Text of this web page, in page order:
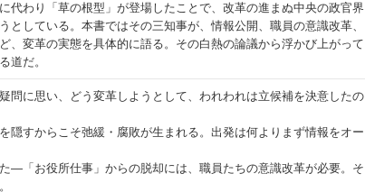
代わり「草の根型」が登場したことで、改革の進まぬ中央の政官界
としている。本書ではその三知事が、情報公開、職員の意識改革、
、変革の実態を具体的に語る。その白熱の論議から浮かび上がって
道だ。
に思い、どう変革しようとして、われわれは立候補を決意したの
すからこそ弛緩・腐敗が生まれる。出発は何よりまず情報をオー
―「お役所仕事」からの脱却には、職員たちの意識改革が必要。そ